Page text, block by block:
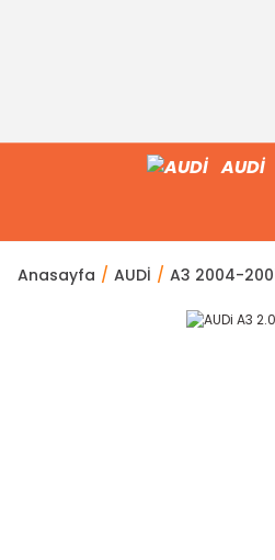
AUDİ
Anasayfa AUDİ A3 2004-